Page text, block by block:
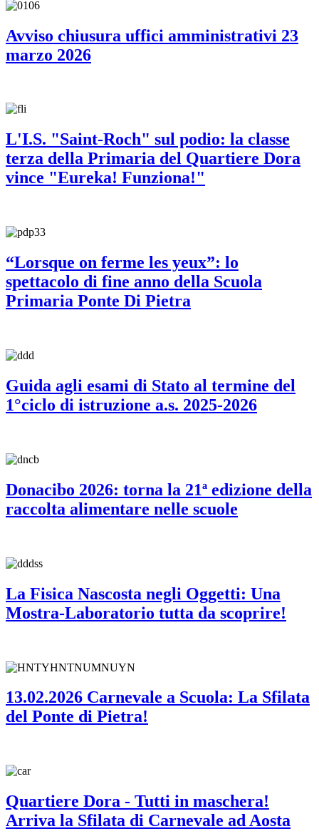
Avviso chiusura uffici amministrativi 23
marzo 2026
L'I.S. "Saint-Roch" sul podio: la classe
terza della Primaria del Quartiere Dora
vince "Eureka! Funziona!"
“Lorsque on ferme les yeux”: lo
spettacolo di fine anno della Scuola
Primaria Ponte Di Pietra
Guida agli esami di Stato al termine del
1°ciclo di istruzione a.s. 2025-2026
Donacibo 2026: torna la 21ª edizione della
raccolta alimentare nelle scuole
La Fisica Nascosta negli Oggetti: Una
Mostra-Laboratorio tutta da scoprire!
13.02.2026 Carnevale a Scuola: La Sfilata
del Ponte di Pietra!
Quartiere Dora - Tutti in maschera!
Arriva la Sfilata di Carnevale ad Aosta